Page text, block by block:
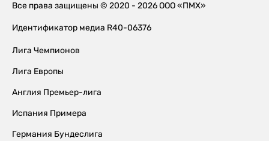
Все права защищены © 2020 - 2026 ООО «ПМХ»
Идентификатор медиа R40-06376
Лига Чемпионов
Лига Европы
Англия Премьер-лига
Испания Примера
Германия Бундеслига